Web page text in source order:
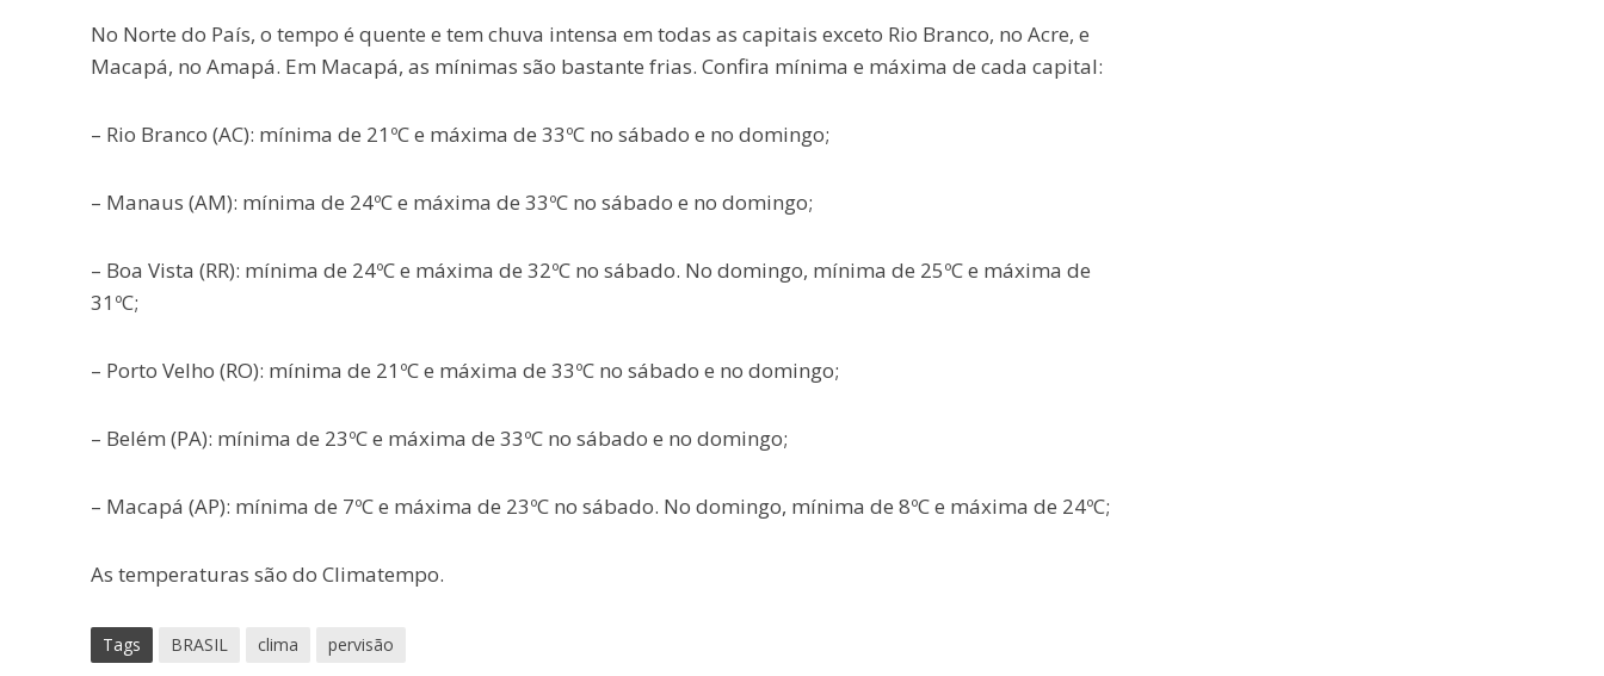
No Norte do País, o tempo é quente e tem chuva intensa em todas as capitais exceto Rio Branco, no Acre, e
Macapá, no Amapá. Em Macapá, as mínimas são bastante frias. Confira mínima e máxima de cada capital:
– Rio Branco (AC): mínima de 21ºC e máxima de 33ºC no sábado e no domingo;
– Manaus (AM): mínima de 24ºC e máxima de 33ºC no sábado e no domingo;
– Boa Vista (RR): mínima de 24ºC e máxima de 32ºC no sábado. No domingo, mínima de 25ºC e máxima de
31ºC;
– Porto Velho (RO): mínima de 21ºC e máxima de 33ºC no sábado e no domingo;
– Belém (PA): mínima de 23ºC e máxima de 33ºC no sábado e no domingo;
– Macapá (AP): mínima de 7ºC e máxima de 23ºC no sábado. No domingo, mínima de 8ºC e máxima de 24ºC;
As temperaturas são do Climatempo.
Tags BRASIL clima pervisão